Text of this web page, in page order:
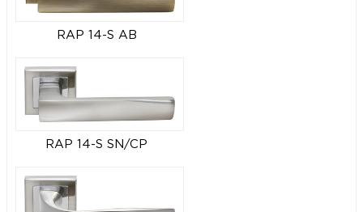
RAP 14-S AB
RAP 14-S SN/CP